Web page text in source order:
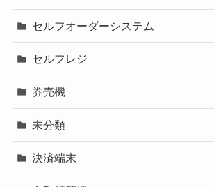
セルフオーダーシステム
セルフレジ
券売機
未分類
決済端末